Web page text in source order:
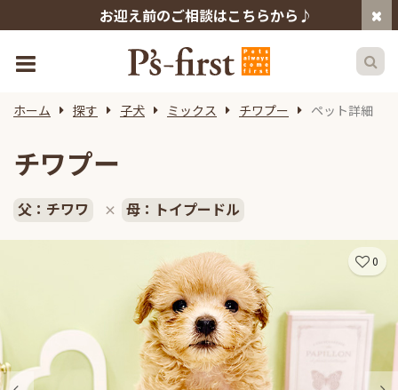
お迎え前のご相談はこちらから♪
ホーム 探す 子犬 ミックス チワプー ペット詳細
チワプー
父：チワワ × 母：トイプードル
0